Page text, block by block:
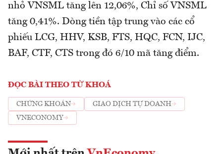
nhỏ VNSML tăng lên 12,06%, Chỉ số VNSML
tăng 0,41%. Dòng tiền tập trung vào các cổ
phiếu LCG, HHV, KSB, FTS, HQC, FCN, IJC,
BAF, CTF, CTS trong đó 6/10 mã tăng điểm.
ĐỌC BÀI THEO TỪ KHOÁ
CHỨNG KHOÁN
GIAO DỊCH TỰ DOANH
VNECONOMY